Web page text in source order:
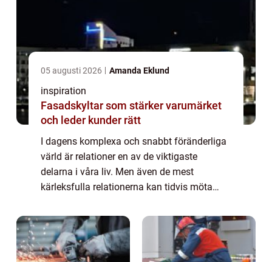
05 augusti 2026 Amanda Eklund
inspiration
Fasadskyltar som stärker varumärket
och leder kunder rätt
I dagens komplexa och snabbt föränderliga
värld är relationer en av de viktigaste
delarna i våra liv. Men även de mest
kärleksfulla relationerna kan tidvis möta